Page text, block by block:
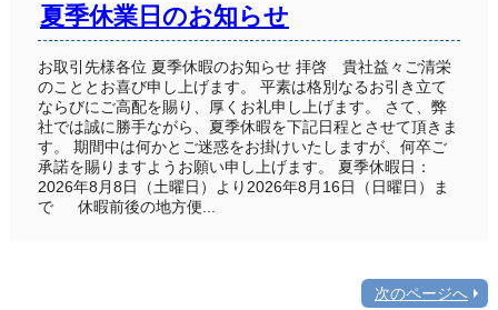
夏季休業日のお知らせ
お取引先様各位 夏季休暇のお知らせ 拝啓 貴社益々ご清栄
のこととお喜び申し上げます。 平素は格別なるお引き立て
ならびにご高配を賜り、厚くお礼申し上げます。 さて、弊
社では誠に勝手ながら、夏季休暇を下記日程とさせて頂きま
す。 期間中は何かとご迷惑をお掛けいたしますが、何卒ご
承諾を賜りますようお願い申し上げます。 夏季休暇日：
2026年8月8日（土曜日）より2026年8月16日（日曜日）ま
で 休暇前後の地方便...
次のページへ